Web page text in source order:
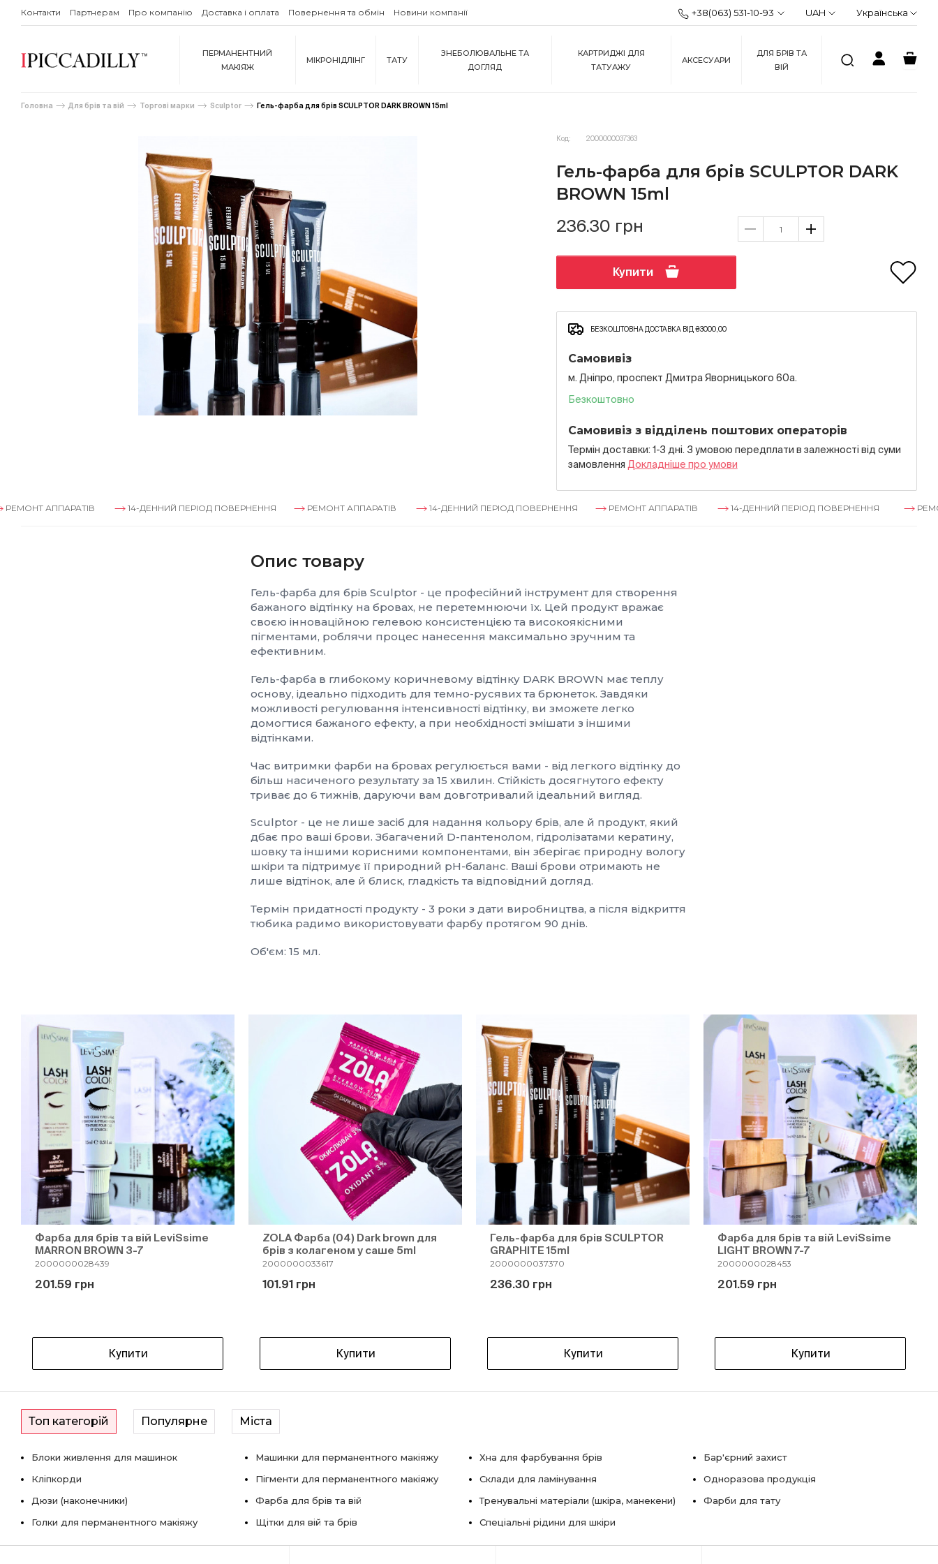
Контакти Партнерам Про компанію Доставка і оплата Повернення та обмін Новини компанії +38(063) 531-10-93 UAH Українська
ПЕРМАНЕНТНИЙ
МАКІЯЖ
МІКРОНІДЛІНГ ТАТУ
ЗНЕБОЛЮВАЛЬНЕ ТА
ДОГЛЯД
КАРТРИДЖІ ДЛЯ
ТАТУАЖУ
АКСЕСУАРИ
ДЛЯ БРІВ ТА
ВІЙ
Головна Для брів та вій Торгові марки Sculptor Гель-фарба для брів SCULPTOR DARK BROWN 15ml
Код: 2000000037363
Гель-фарба для брів SCULPTOR DARK
BROWN 15ml
236.30 грн
Купити
БЕЗКОШТОВНА ДОСТАВКА ВІД ₴3000,00
Самовивіз
м. Дніпро, проспект Дмитра Яворницького 60а.
Безкоштовно
Самовивіз з відділень поштових операторів
Термін доставки: 1-3 дні. З умовою передплати в залежностi вiд суми
замовлення Докладнiше про умови
14-ДЕННИЙ ПЕРІОД ПОВЕРНЕННЯ РЕМОНТ АППАРАТІВ 14-ДЕННИЙ ПЕРІОД ПОВЕРНЕННЯ РЕМОНТ АППАРАТІВ 14-ДЕННИЙ ПЕРІОД ПОВЕРНЕННЯ РЕМОНТ
Опис товару
Гель-фарба для брів Sculptor - це професійний інструмент для створення
бажаного відтінку на бровах, не перетемнюючи їх. Цей продукт вражає
своєю інноваційною гелевою консистенцією та високоякісними
пігментами, роблячи процес нанесення максимально зручним та
ефективним.
Гель-фарба в глибокому коричневому відтінку DARK BROWN має теплу
основу, ідеально підходить для темно-русявих та брюнеток. Завдяки
можливості регулювання інтенсивності відтінку, ви зможете легко
домогтися бажаного ефекту, а при необхідності змішати з іншими
відтінками.
Час витримки фарби на бровах регулюється вами - від легкого відтінку до
більш насиченого результату за 15 хвилин. Стійкість досягнутого ефекту
триває до 6 тижнів, даруючи вам довготривалий ідеальний вигляд.
Sculptor - це не лише засіб для надання кольору брів, але й продукт, який
дбає про ваші брови. Збагачений D-пантенолом, гідролізатами кератину,
шовку та іншими корисними компонентами, він зберігає природну вологу
шкіри та підтримує її природний pH-баланс. Ваші брови отримають не
лише відтінок, але й блиск, гладкість та відповідний догляд.
Термін придатності продукту - 3 роки з дати виробництва, а після відкриття
тюбика радимо використовувати фарбу протягом 90 днів.
Об'єм: 15 мл.
Фарба для брів та вій LeviSsime
MARRON BROWN 3-7
2000000028439
201.59 грн
Купити
ZOLA Фарба (04) Dark brown для
брів з колагеном у саше 5ml
2000000033617
101.91 грн
Купити
Гель-фарба для брів SCULPTOR
GRAPHITE 15ml
2000000037370
236.30 грн
Купити
Фарба для брів та вій LeviSsime
LIGHT BROWN 7-7
2000000028453
201.59 грн
Купити
Топ категорій Популярне Міста
Блоки живлення для машинок
Кліпкорди
Дюзи (наконечники)
Голки для перманентного макіяжу
Машинки для перманентного макіяжу
Пігменти для перманентного макіяжу
Фарба для брів та вій
Щітки для вій та брів
Хна для фарбування брів
Склади для ламінування
Тренувальні матеріали (шкіра, манекени)
Спеціальні рідини для шкіри
Бар'єрний захист
Одноразова продукція
Фарби для тату